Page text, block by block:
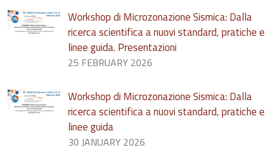
Workshop di Microzonazione Sismica: Dalla
ricerca scientifica a nuovi standard, pratiche e
linee guida. Presentazioni
25 FEBRUARY 2026
Workshop di Microzonazione Sismica: Dalla
ricerca scientifica a nuovi standard, pratiche e
linee guida
30 JANUARY 2026